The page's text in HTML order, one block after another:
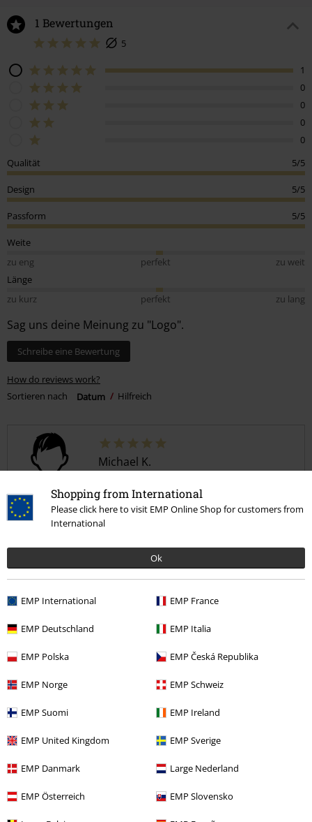
Shopping from International
Please click here to visit EMP Online Shop for customers from
International
Ok
EMP International EMP France
EMP Deutschland EMP Italia
EMP Polska EMP Česká Republika
EMP Norge EMP Schweiz
EMP Suomi EMP Ireland
EMP United Kingdom EMP Sverige
EMP Danmark Large Nederland
EMP Österreich EMP Slovensko
1 Bewertungen
5
1
0
0
0
0
Qualität
5/5
Design 5/5
Passform 5/5
Weite
zu eng
perfekt
zu weit
Länge
zu kurz
perfekt zu lang
Sag uns deine Meinung zu "Logo".
Schreibe eine Bewertung
How do reviews work?
Sortieren nach
Datum Hilfreich
Michael K.
Geschrieben am: Samstag, 06.01.2024
Körpergröße in Meter: 1.81
Gekaufte Größe: XL
Geiles Shirt
Sitzt locker und lässig, geiles Bandlogo, einfach perfekt
Qualität
Weite
zu eng
perfekt
zu kurz
perfekt